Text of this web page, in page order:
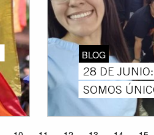
BLOG
28 DE
SOMOS